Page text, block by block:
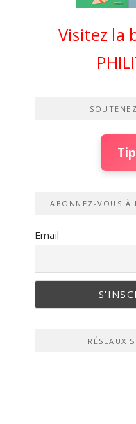
Visitez la
ABONNEZ-VOUS À
Email
RÉSEAUX